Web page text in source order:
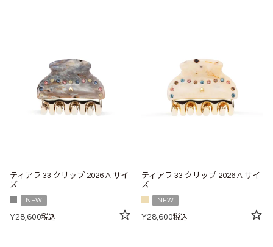
ティアラ 33 クリップ 2026 A サイ
ズ
NEW
¥28,600税込
ティアラ 33 クリップ 2026 A サイ
ズ
NEW
¥28,600税込